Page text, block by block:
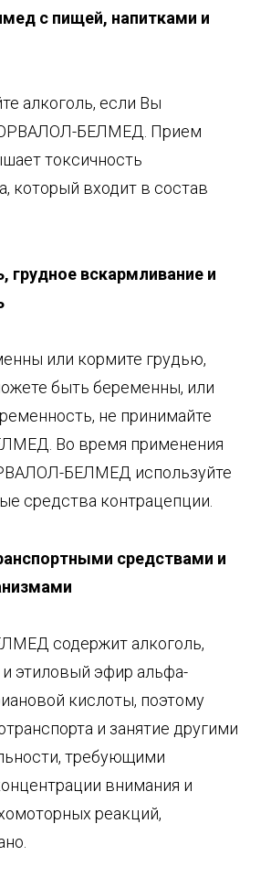
с пищей, напитками и
алкоголь, если Вы
БЕЛМЕД. Прием
токсичность
который входит в состав
грудное вскармливание и
или кормите грудью,
быть беременны, или
не принимайте
Во время применения
БЕЛМЕД используйте
средства контрацепции.
средствами и
содержит алкоголь,
этиловый эфир альфа-
кислоты, поэтому
и занятие другими
требующими
внимания и
реакций,